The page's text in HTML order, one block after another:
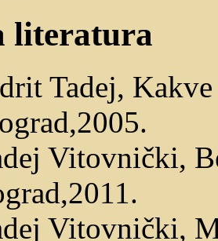
literatura
Tadej,
Vitovnički,
Vitovnički,